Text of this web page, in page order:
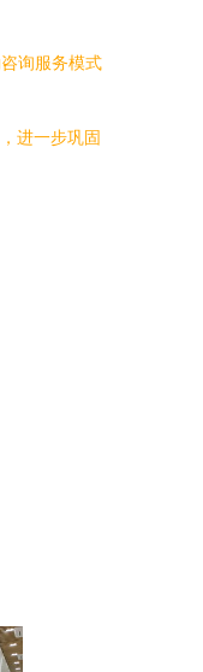
询服务模式
进一步巩固